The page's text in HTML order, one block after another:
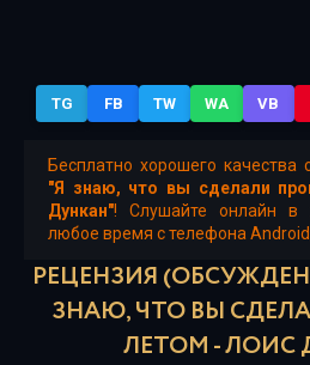
13
14
15
TG FB TW WA VB
Бесплатно хорошего качества
"Я знаю, что вы сделали
Дункан"! Слушайте онлайн в
любое время с телефона
РЕЦЕНЗИЯ
ЗНАЮ, ЧТО ВЫ
ЛЕТОМ - ЛОИС